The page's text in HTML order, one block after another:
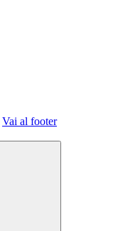
Vai al footer